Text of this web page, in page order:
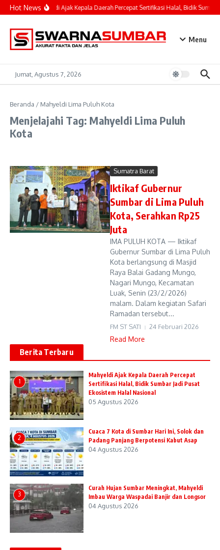
Lewati ke konten
Hot NewsMahyeldi Ajak Kepala Daerah Percepat Sertifikasi Halal, Bidik
Menu
Jumat, Agustus 7, 2026
Beranda / Mahyeldi Lima Puluh Kota
Menjelajahi Tag: Mahyeldi Lima Puluh
Kota
Sumatra Barat
Iktikaf Gubernur
Sumbar di Lima Puluh
Kota, Serahkan Rp25
Juta
IMA PULUH KOTA — Iktikaf
Gubernur Sumbar di Lima Puluh
Kota berlangsung di Masjid
Raya Balai Gadang Mungo,
Nagari Mungo, Kecamatan
Luak, Senin (23/2/2026)
malam. Dalam kegiatan Safari
Ramadan tersebut...
FM ST SATI 24 Februari 2026
Read More
Berita Terbaru
1
Mahyeldi Ajak Kepala Daerah Percepat
Sertifikasi Halal, Bidik Sumbar Jadi Pusat
Ekosistem Halal Nasional
05 Agustus 2026
2
Cuaca 7 Kota di Sumbar Hari Ini, Solok dan
Padang Panjang Berpotensi Kabut Asap
04 Agustus 2026
3
Curah Hujan Sumbar Meningkat, Mahyeldi
Imbau Warga Waspadai Banjir dan Longsor
04 Agustus 2026